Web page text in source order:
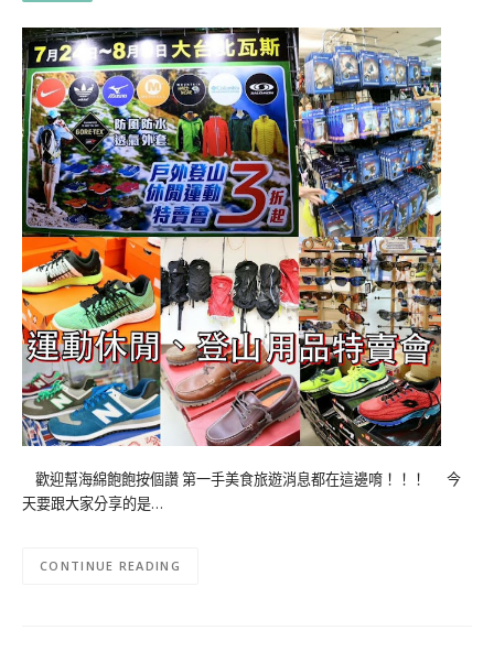
歡迎幫海綿飽飽按個讚 第一手美食旅遊消息都在這邊唷！！！ 今
天要跟大家分享的是…
CONTINUE READING